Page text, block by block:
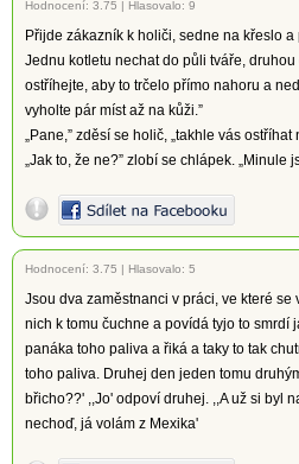
Hodnocení: 3.75 | Hlasovalo: 9
Přijde zákazník k holiči, sedne na křeslo
Jednu kotletu nechat do půli tváře,
ostříhejte, aby to trčelo přímo nahoru a
vyholte pár míst až na kůži.”
„Pane,” zděsí se holič, „takhle vás ostříhat
„Jak to, že ne?” zlobí se chlápek. „Minule
Hodnocení: 3.75 | Hlasovalo: 5
Jsou dva zaměstnanci v práci, ve které
nich k tomu čuchne a povídá tyjo to smrdí
panáka toho paliva a řiká a taky to tak
toho paliva. Druhej den jeden tomu
břicho??' ,,Jo' odpoví druhej. ,,A už si byl
nechoď, já volám z Mexika'